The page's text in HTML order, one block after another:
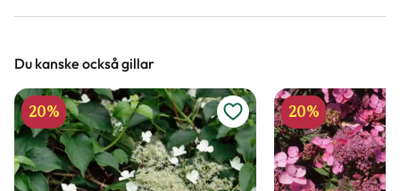
Du kanske också gillar
20% 20%